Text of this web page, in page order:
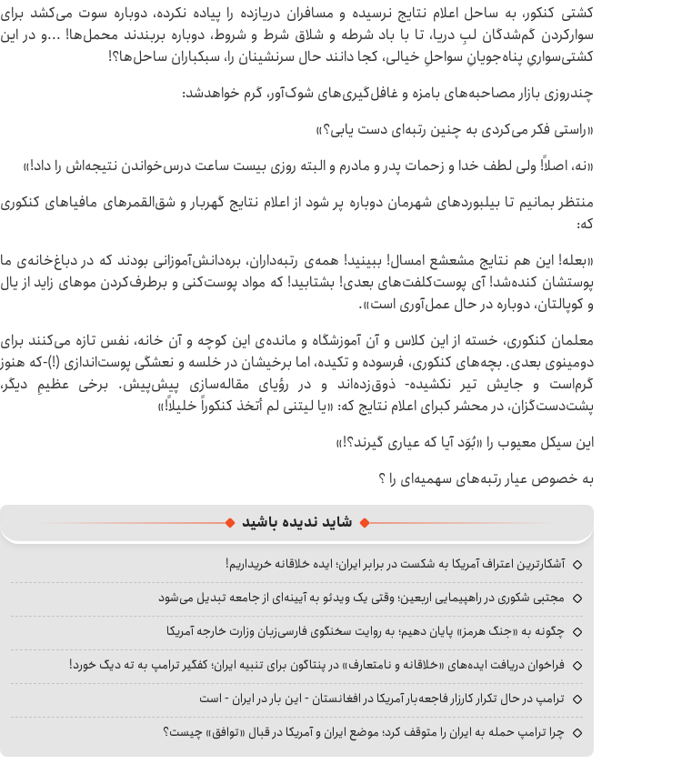
کشتی کنکور، به ساحل اعلام نتایج نرسیده و مسافران دریازده را پیاده نکرده، دوباره سوت می‌کشد برای
سوارکردن گم‌شدگان لبِ دریا، تا با باد شرطه‌ و شلاق شرط و شروط، دوباره بربندند محمل‌ها! ...و در این
کشتی‌سواریِ پناه‌جویانِ سواحلِ خیالی، کجا دانند حال سرنشینان را، سبکباران ساحل‌ها؟!
چندروزی بازار مصاحبه‌های بامزه و غافل‌گیری‌های شوک‌آور، گرم خواهدشد:
«راستی فکر می‌کردی به چنین رتبه‌ای دست یابی؟»
«نه، اصلاً! ولی لطف خدا و زحمات پدر و مادرم و البته روزی بیست ساعت درس‌خواندن نتیجه‌اش را داد!»
منتظر بمانیم تا بیلبوردهای شهرمان دوباره پر شود از اعلام نتایج گهربار و شق‌القمرهای مافیاهای کنکوری
که:
«بعله! این هم نتایج مشعشع امسال! ببینید! همه‌ی رتبه‌داران، بره‌دانش‌آموزانی بودند که در دباغ‌خانه‌ی ما
پوستشان کنده‌شد! آی پوست‌کلفت‌های بعدی! بشتابید! که مواد پوست‌کنی و برطرف‌کردن موهای زاید از یال
و کوپالتان، دوباره در حال عمل‌آوری است».
معلمان کنکوری، خسته از این کلاس و آن آموزشگاه و مانده‌ی این کوچه و آن خانه، نفس تازه می‌کنند برای
دومینوی بعدی. بچه‌های کنکوری، فرسوده و تکیده، اما برخیشان در خلسه‌ و نعشگی پوست‌اندازی (!)-که هنوز
گرم‌است و جایش تیر نکشیده- ذوق‌زده‌اند و در رؤیای مقاله‌سازی پیش‌پیش. برخی عظیمِ دیگر،
پشت‌دست‌گزان، در محشر کبرای اعلام نتایج که: «یا لیتنی لم أتخذ کنکوراً خلیلاً!»
این سیکل معیوب را «بُوَد آیا که عیاری گیرند؟!»
به خصوص عیار رتبه‌های سهمیه‌ای را ؟
شاید ندیده باشید
آشکارترین اعتراف آمریکا به شکست در برابر ایران؛ ایده خلاقانه خریداریم!
مجتبی شکوری در راهپیمایی اربعین؛ وقتی یک ویدئو به آیینه‌ای از جامعه تبدیل می‌شود
چگونه به «جنگ هرمز» پایان دهیم؛ به روایت سخنگوی فارسی‌زبان وزارت خارجه آمریکا
فراخوان دریافت ایده‌های «خلاقانه و نامتعارف» در پنتاگون برای تنبیه ایران؛ کفگیر ترامپ به ته دیگ خورد!
ترامپ در حال تکرار کارزار فاجعه‌بار آمریکا در افغانستان - این بار در ایران - است
چرا ترامپ حمله به ایران را متوقف کرد؛ موضع ایران و آمریکا در قبال «توافق» چیست؟